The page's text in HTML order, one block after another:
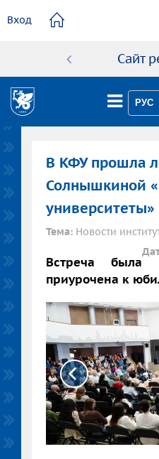
содержанию
Вход
Сайт
РУС
В КФУ прошла
Солнышкиной
университеты»
Тема: Новости
Встреча была
приурочена к